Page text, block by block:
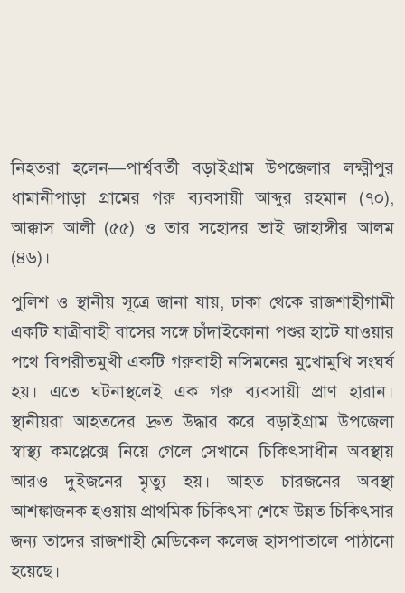
নিহতরা হলেন—পার্শ্ববর্তী বড়াইগ্রাম উপজেলার লক্ষ্মীপুর
ধামানীপাড়া গ্রামের গরু ব্যবসায়ী আব্দুর রহমান (৭০),
আক্কাস আলী (৫৫) ও তার সহোদর ভাই জাহাঙ্গীর আলম
(৪৬)।
পুলিশ ও স্থানীয় সূত্রে জানা যায়, ঢাকা থেকে রাজশাহীগামী
একটি যাত্রীবাহী বাসের সঙ্গে চাঁদাইকোনা পশুর হাটে যাওয়ার
পথে বিপরীতমুখী একটি গরুবাহী নসিমনের মুখোমুখি সংঘর্ষ
হয়। এতে ঘটনাস্থলেই এক গরু ব্যবসায়ী প্রাণ হারান।
স্থানীয়রা আহতদের দ্রুত উদ্ধার করে বড়াইগ্রাম উপজেলা
স্বাস্থ্য কমপ্লেক্সে নিয়ে গেলে সেখানে চিকিৎসাধীন অবস্থায়
আরও দুইজনের মৃত্যু হয়। আহত চারজনের অবস্থা
আশঙ্কাজনক হওয়ায় প্রাথমিক চিকিৎসা শেষে উন্নত চিকিৎসার
জন্য তাদের রাজশাহী মেডিকেল কলেজ হাসপাতালে পাঠানো
হয়েছে।